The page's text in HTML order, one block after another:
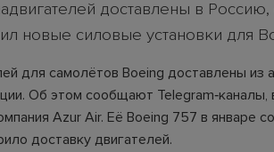
доставлены в
новые силовые установки для
для самолётов Boeing доставлены из
Об этом сообщают Telegram‑каналы,
Azur Air. Её Boeing 757 в январе
доставку двигателей.